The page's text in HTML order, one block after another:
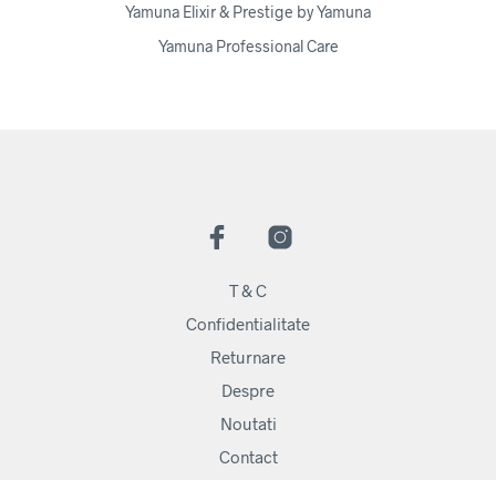
Yamuna Elixir & Prestige by Yamuna
Yamuna Professional Care
T & C
Confidentialitate
Returnare
Despre
Noutati
Contact